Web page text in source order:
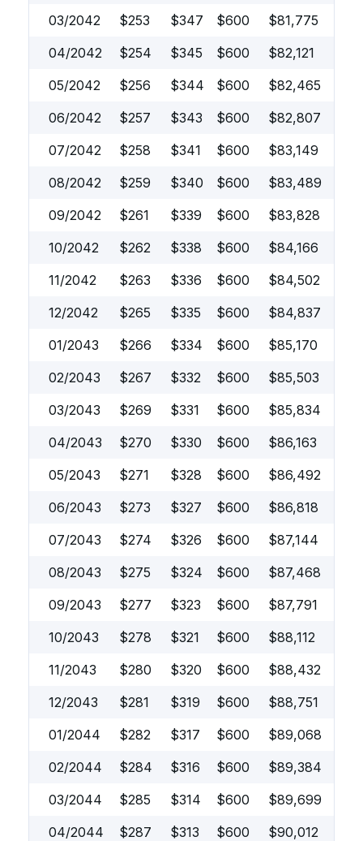
03/2042 $253 $347 $600 $81,775
04/2042
$254 $345 $600 $82,121
05/2042
$256 $344 $600 $82,465
06/2042
$257 $343 $600 $82,807
07/2042
$258 $341 $600 $83,149
08/2042
$259 $340 $600 $83,489
09/2042
$261 $339 $600 $83,828
10/2042
$262 $338 $600 $84,166
11/2042
$263 $336 $600 $84,502
12/2042
$265 $335 $600 $84,837
01/2043
$266 $334 $600 $85,170
02/2043
$267 $332 $600 $85,503
03/2043
$269 $331 $600 $85,834
04/2043
$270 $330 $600 $86,163
05/2043
$271 $328 $600 $86,492
06/2043
$273 $327 $600 $86,818
07/2043
$274 $326 $600 $87,144
08/2043
$275 $324 $600 $87,468
09/2043
$277 $323 $600 $87,791
10/2043
$278 $321 $600 $88,112
11/2043
$280 $320 $600 $88,432
12/2043
$281 $319 $600 $88,751
01/2044
$282 $317 $600 $89,068
02/2044
$284 $316 $600 $89,384
03/2044
$285 $314 $600 $89,699
04/2044
$287 $313 $600 $90,012